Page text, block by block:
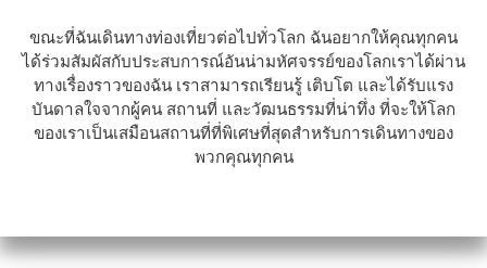
ขณะที่ฉันเดินทางท่องเที่ยวต่อไปทั่วโลก ฉันอยากให้คุณทุกคน
ได้ร่วมสัมผัสกับประสบการณ์อันน่ามหัศจรรย์ของโลกเราได้ผ่าน
ทางเรื่องราวของฉัน เราสามารถเรียนรู้ เติบโต และได้รับแรง
บันดาลใจจากผู้คน สถานที่ และวัฒนธรรมที่น่าทึ่ง ที่จะให้โลก
ของเราเป็นเสมือนสถานที่ที่พิเศษที่สุดสำหรับการเดินทางของ
พวกคุณทุกคน